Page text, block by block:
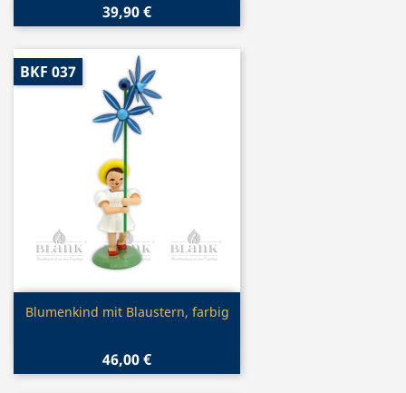
39,90 €
 Vorschau
Blumenkind mit Blaustern, farbig
46,00 €
BKF 037